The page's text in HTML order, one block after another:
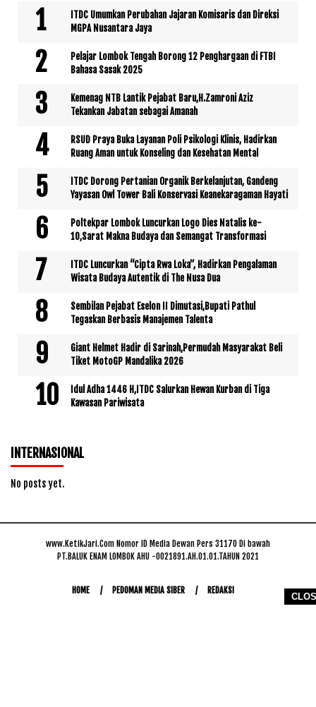
ITDC Umumkan Perubahan Jajaran Komisaris dan Direksi
MGPA Nusantara Jaya
Pelajar Lombok Tengah Borong 12 Penghargaan di FTBI
Bahasa Sasak 2025
Kemenag NTB Lantik Pejabat Baru,H.Zamroni Aziz
Tekankan Jabatan sebagai Amanah
RSUD Praya Buka Layanan Poli Psikologi Klinis, Hadirkan
Ruang Aman untuk Konseling dan Kesehatan Mental
ITDC Dorong Pertanian Organik Berkelanjutan, Gandeng
Yayasan Owl Tower Bali Konservasi Keanekaragaman Hayati
Poltekpar Lombok Luncurkan Logo Dies Natalis ke-
10,Sarat Makna Budaya dan Semangat Transformasi
ITDC Luncurkan “Cipta Rwa Loka”, Hadirkan Pengalaman
Wisata Budaya Autentik di The Nusa Dua
Sembilan Pejabat Eselon II Dimutasi,Bupati Pathul
Tegaskan Berbasis Manajemen Talenta
Giant Helmet Hadir di Sarinah,Permudah Masyarakat Beli
Tiket MotoGP Mandalika 2026
Idul Adha 1446 H,ITDC Salurkan Hewan Kurban di Tiga
Kawasan Pariwisata
INTERNASIONAL
No posts yet.
www.KetikJari.Com Nomor ID Media Dewan Pers 31170 Di bawah
PT.BALUK ENAM LOMBOK AHU -0021891.AH.01.01.TAHUN 2021
HOME PEDOMAN MEDIA SIBER REDAKSI